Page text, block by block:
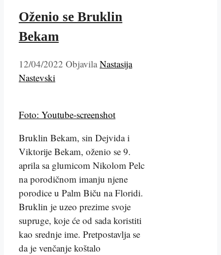
Oženio se Bruklin
Bekam
12/04/2022 Objavila Nastasija
Nastevski
Foto: Youtube-screenshot
Bruklin Bekam, sin Dejvida i
Viktorije Bekam, oženio se 9.
aprila sa glumicom Nikolom Pelc
na porodičnom imanju njene
porodice u Palm Biču na Floridi.
Bruklin je uzeo prezime svoje
supruge, koje će od sada koristiti
kao srednje ime. Pretpostavlja se
da je venčanje koštalo